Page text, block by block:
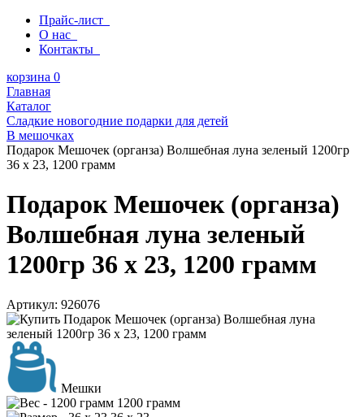
Прайс-лист
О нас
Контакты
корзина 0
Главная
Каталог
Сладкие новогодние подарки для детей
В мешочках
Подарок Мешочек (органза) Волшебная луна зеленый 1200гр
36 х 23, 1200 грамм
Подарок Мешочек (органза)
Волшебная луна зеленый
1200гр 36 х 23, 1200 грамм
Артикул: 926076
Мешки
1200 грамм